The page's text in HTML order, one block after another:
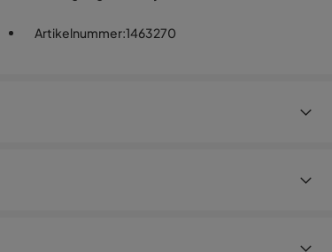
Artikelnummer:1463270